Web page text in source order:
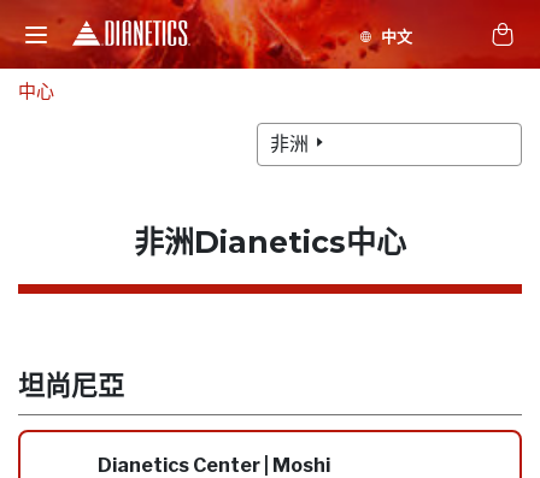
中心
非洲
非洲Dianetics中心
坦尚尼亞
Dianetics Center | Moshi